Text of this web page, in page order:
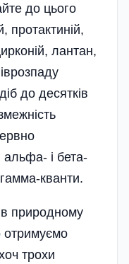
до цього
протактиній,
лантан,
до десятків
альфа- і бета-
кванти.
отримуємо
трохи